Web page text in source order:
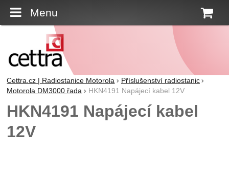
Menu
Cettra.cz | Radiostanice Motorola
Příslušenství radiostanic
Motorola DM3000 řada
HKN4191 Napájecí kabel 12V
HKN4191 Napájecí kabel
12V